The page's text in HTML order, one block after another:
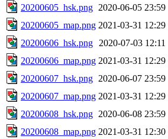
20200605_hsk.png 2020-06-05 23:59
20200605_map.png 2021-03-31 12:29
20200606_hsk.png
2020-07-03 12:11
20200606_map.png 2021-03-31 12:29
20200607_hsk.png 2020-06-07 23:59
20200607_map.png 2021-03-31 12:29
20200608_hsk.png 2020-06-08 23:59
20200608_map.png 2021-03-31 12:30